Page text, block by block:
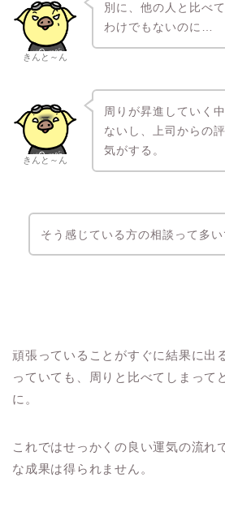
きんと～ん
別に、他の人と比べ
わけでもないのに…
きんと～ん
周りが昇進していく
ないし、上司からの
気がする。
そう感じている方の相談って多い
頑張っていることがすぐに結果に出
っていても、周りと比べてしまって
に。
これではせっかくの良い運気の流れ
な成果は得られません。